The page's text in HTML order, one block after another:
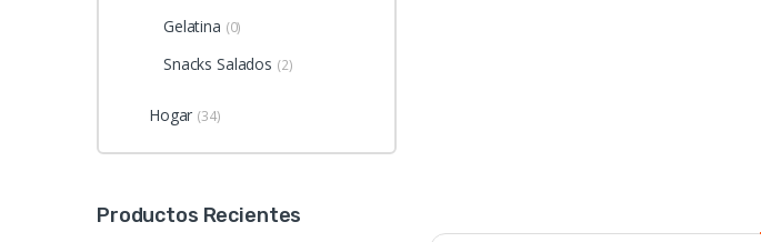
Gelatina (0)
Snacks Salados (2)
Hogar (34)
Productos Recientes